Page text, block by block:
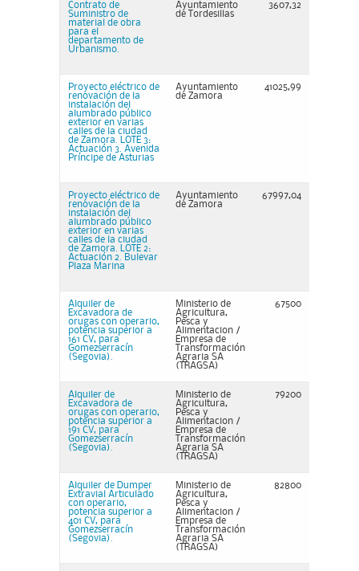
Contrato de
Suministro de
material de obra
para el
departamento de
Urbanismo.
Ayuntamiento
de Tordesillas
3607,32
Proyecto eléctrico de
renovación de la
instalación del
alumbrado público
exterior en varias
calles de la ciudad
de Zamora. LOTE 3:
Actuación 3. Avenida
Príncipe de Asturias
Ayuntamiento
de Zamora
41025,99
Proyecto eléctrico de
renovación de la
instalación del
alumbrado público
exterior en varias
calles de la ciudad
de Zamora. LOTE 2:
Actuación 2. Bulevar
Plaza Marina
Ayuntamiento
de Zamora
67997,04
Alquiler de
Excavadora de
orugas con operario,
potencia superior a
161 CV, para
Gomezserracín
(Segovia).
Ministerio de
Agricultura,
Pesca y
Alimentacion /
Empresa de
Transformación
Agraria SA
(TRAGSA)
67500
Alquiler de
Excavadora de
orugas con operario,
potencia superior a
191 CV, para
Gomezserracín
(Segovia).
Ministerio de
Agricultura,
Pesca y
Alimentacion /
Empresa de
Transformación
Agraria SA
(TRAGSA)
79200
Alquiler de Dumper
Extravial Articulado
con operario,
potencia superior a
401 CV, para
Gomezserracín
(Segovia).
Ministerio de
Agricultura,
Pesca y
Alimentacion /
Empresa de
Transformación
Agraria SA
(TRAGSA)
82800